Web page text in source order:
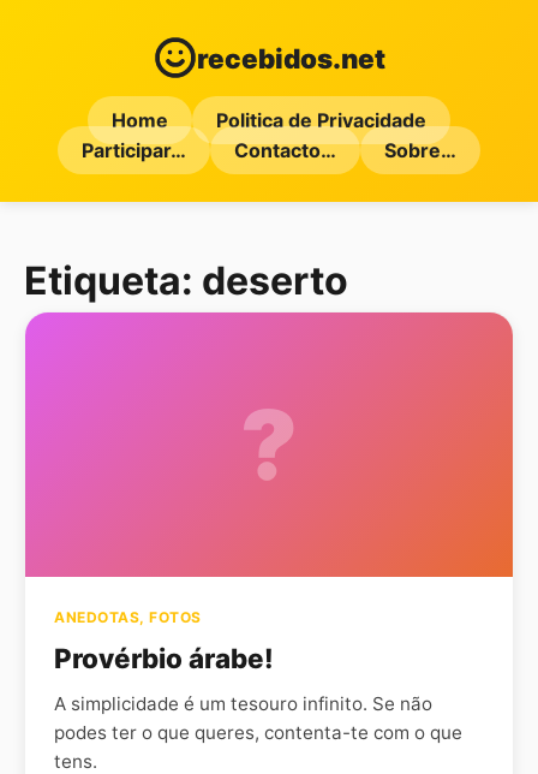
recebidos.net
Home
Politica de Privacidade
Participar…
Contacto… Sobre…
Etiqueta: deserto
?
ANEDOTAS, FOTOS
Provérbio árabe!
A simplicidade é um tesouro infinito. Se não
podes ter o que queres, contenta-te com o que
tens.